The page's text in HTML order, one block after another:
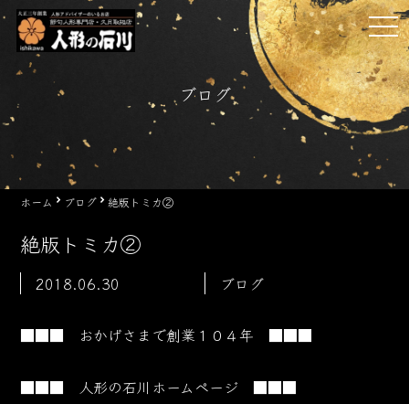
Skip
content
ブログ
ホーム ブログ 絶版トミカ②
絶版トミカ②
2018.06.30 ブログ
■■■ おかげさまで創業１０４年 ■■■
■■■ 人形の石川ホームページ ■■■